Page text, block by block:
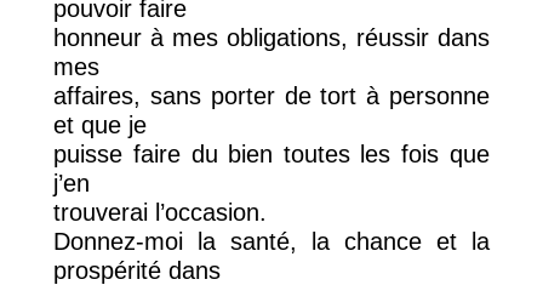
pouvoir faire
honneur à mes obligations, réussir dans
mes
affaires, sans porter de tort à personne
et que je
puisse faire du bien toutes les fois que
j’en
trouverai l’occasion.
Donnez-moi la santé, la chance et la
prospérité dans